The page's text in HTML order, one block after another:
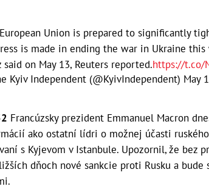
Union is prepared to significantly
is made in ending the war in Ukraine
said on May 13, Reuters reported.https://t.co/
Kyiv Independent (@KyivIndependent) May
Francúzsky prezident Emmanuel Macron
ako ostatní lídri o možnej účasti
s Kyjevom v Istanbule. Upozornil, že bez
dňoch nové sankcie proti Rusku a bude